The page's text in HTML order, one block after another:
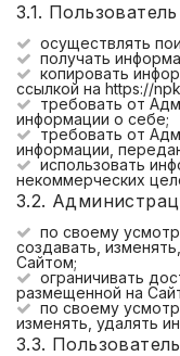
3.1.
осуществлять
получать
копировать
ссылкой на https://
требовать от
информации о себе;
требовать от
информации,
использовать
некоммерческих
3.2.
по своему
создавать,
Сайтом;
ограничивать
размещенной на
по своему
изменять, удалять
3.3.